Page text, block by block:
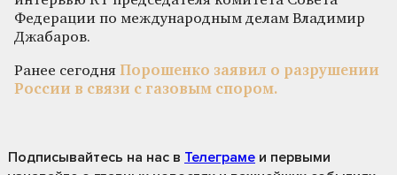
Федерации по международным делам Владимир
Джабаров.
Ранее сегодня Порошенко заявил о разрушении
России в связи с газовым спором.
Подписывайтесь на нас в Телеграме и первыми